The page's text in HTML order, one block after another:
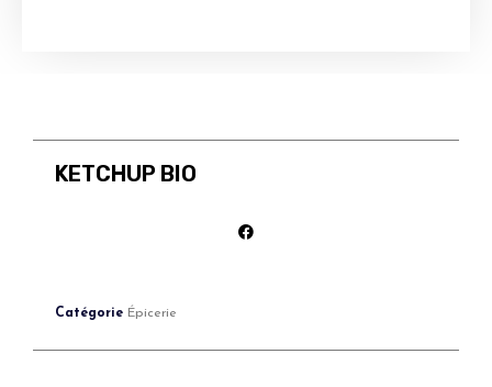
KETCHUP BIO
Catégorie Épicerie